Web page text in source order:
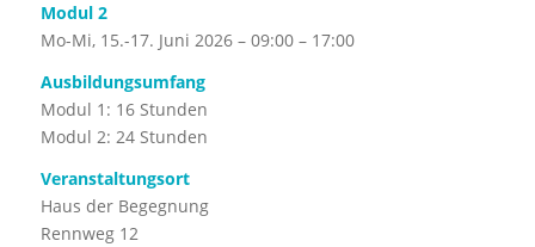
Modul 2
Mo-Mi, 15.-17. Juni 2026 – 09:00 – 17:00
Ausbildungsumfang
Modul 1: 16 Stunden
Modul 2: 24 Stunden
Veranstaltungsort
Haus der Begegnung
Rennweg 12